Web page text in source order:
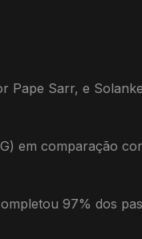
Pape Sarr, e
em comparação
97% dos